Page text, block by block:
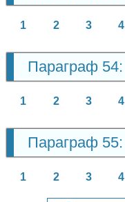
1 2 3 4
Параграф 54:
1 2 3 4
Параграф 55:
1 2 3 4